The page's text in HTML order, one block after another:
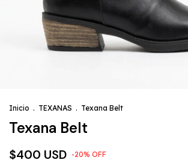
Inicio . TEXANAS . Texana Belt
Texana Belt
$400 USD -20% OFF